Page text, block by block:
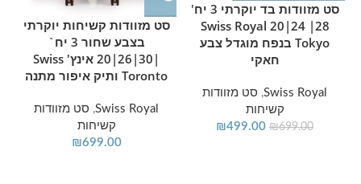
סט מזוודות בד יוקרתי 3 יח'
28| 24|20 Swiss Royal
Tokyo בנפח מוגדל צבע
חאקי
Swiss Royal
, סט מזוודות
קשיחות
₪699.00
₪499.00
סט מזוודות קשיחות יוקרתי
בצבע שחור 3 יח`
|30|26|20 אינץ' Swiss
Toronto ותיק איפור מתנה
Swiss Royal
, סט מזוודות
קשיחות
₪699.00